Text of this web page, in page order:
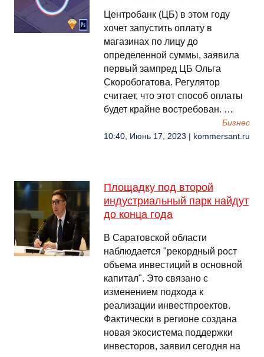
Центробанк (ЦБ) в этом году
хочет запустить оплату в
магазинах по лицу до
определенной суммы, заявила
первый зампред ЦБ Ольга
Скоробогатова. Регулятор
считает, что этот способ оплаты
будет крайне востребован. …
Бизнес
10:40, Июнь 17, 2023 | kommersant.ru
Площадку под второй
индустриальный парк найдут
до конца года
В Саратовской области
наблюдается "рекордный рост
объема инвестиций в основной
капитал". Это связано с
изменением подхода к
реализации инвестпроектов.
Фактически в регионе создана
новая экосистема поддержки
инвесторов, заявил сегодня на